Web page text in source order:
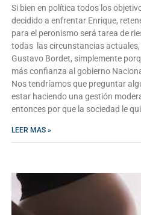
Si bien en política todos los
decidido a enfrentar Enrique,
para el peronismo será tarea de
todas las circunstancias
Gustavo Bordet, simplemente
más confianza al gobierno
Nos tendríamos que preguntar
estar haciendo una gestión
entonces por que la sociedad le
LEER MAS »